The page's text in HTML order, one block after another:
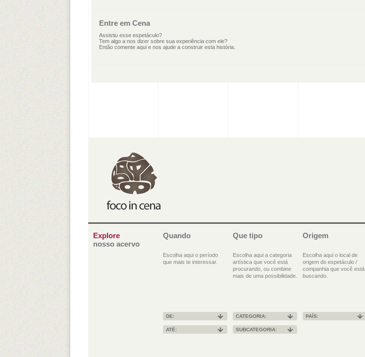
Entre em Cena
Assistiu esse espetáculo?
Tem algo a nos dizer sobre sua experiência com ele?
Então comente aqui e nos ajude a construir esta história.
Explore
nosso acervo
Quando
Escolha aqui o período
que mais te interessar.
Que tipo
Escolha aqui a categoria
artística que você está
procurando, ou combine
mais de uma possibilidade.
Origem
Escolha aqui o local de
origem do espetáculo /
companhia que você está
buscando.
DE:
ATÉ:
CATEGORIA:
SUBCATEGORIA:
PAÍS: